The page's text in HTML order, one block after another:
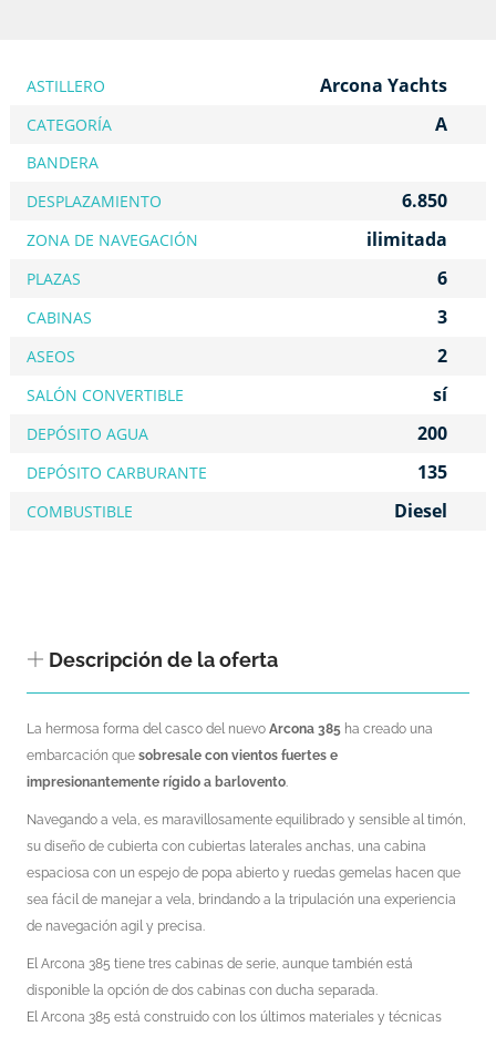
ASTILLERO Arcona Yachts
CATEGORÍA A
BANDERA
DESPLAZAMIENTO
6.850
ZONA DE NAVEGACIÓN ilimitada
PLAZAS 6
CABINAS 3
ASEOS 2
SALÓN CONVERTIBLE sí
DEPÓSITO AGUA 200
DEPÓSITO CARBURANTE 135
COMBUSTIBLE Diesel
Descripción de la oferta
La hermosa forma del casco del nuevo Arcona 385 ha creado una
embarcación que sobresale con vientos fuertes e
impresionantemente rígido a barlovento
Navegando a vela, es maravillosamente equilibrado y sensible al timón,
su diseño de cubierta con cubiertas laterales anchas, una cabina
espaciosa con un espejo de popa abierto y ruedas gemelas hacen que
sea fácil de manejar a vela, brindando a la tripulación una experiencia
de navegación agil y precisa.
El Arcona 385 tiene tres cabinas de serie, aunque también está
disponible la opción de dos cabinas con ducha separada.
El Arcona 385 está construido con los últimos materiales y técnicas